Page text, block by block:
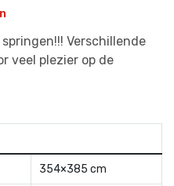
Verschillende
veel plezier op de
354×385 cm